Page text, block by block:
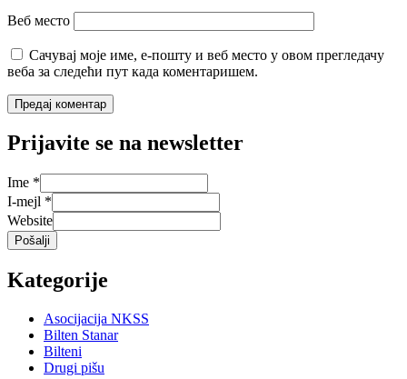
Веб место
Сачувај моје име, е-пошту и веб место у овом прегледачу
веба за следећи пут када коментаришем.
Prijavite se na newsletter
Ime *
I-mejl *
Website
Pošalji
Kategorije
Asocijacija NKSS
Bilten Stanar
Bilteni
Drugi pišu